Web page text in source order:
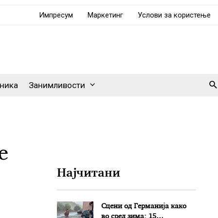
Импресум Маркетинг Услови за користење
Занимливости
Најчитани
Сцени од Германија како
во сред зима: 15